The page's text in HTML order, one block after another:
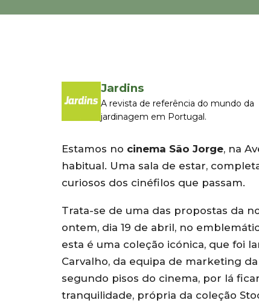
Jardins
A revista de referência do mundo da
jardinagem em Portugal.
Estamos no cinema São Jorge, na
habitual. Uma sala de estar,
curiosos dos cinéfilos que passam.
Trata-se de uma das propostas da
ontem, dia 19 de abril, no
esta é uma coleção icónica, que foi
Carvalho, da equipa de marketing
segundo pisos do cinema, por lá
tranquilidade, própria da coleção